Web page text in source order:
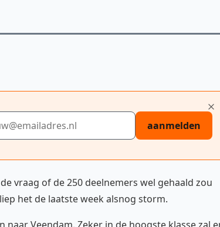
aanmelden
vraag of de 250 deelnemers wel gehaald zou
het de laatste week alsnog storm.